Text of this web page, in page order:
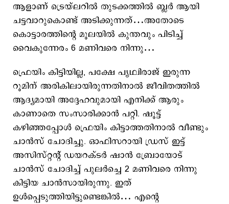
ആളാണ് ട്രെയ്‌ലറിൽ തുടക്കത്തിൽ ബ്ലർ ആയി
ചട്ടവാറുകൊണ്ട് അടിക്കുന്നത്…അതോടെ
കൊട്ടാരത്തിന്റെ മൂലയിൽ കുന്തവും പിടിച്ച്
വൈകുന്നേരം 6 മണിവരെ നിന്നു…
ഫ്രെയിം കിട്ടിയില്ല, പക്ഷേ പൃഥ്വിരാജ് ഇരുന്ന
റൂമിന് അരികിലായിരുന്നതിനാൽ ജീവിതത്തിൽ
ആദ്യമായി അദ്ദേഹവുമായി എനിക്ക് ആരും
കാണാതെ സംസാരിക്കാൻ പറ്റി. ഷൂട്ട്
കഴിഞ്ഞപ്പോൾ ഫ്രെയിം കിട്ടാത്തതിനാൽ വീണ്ടും
ചാൻസ് ചോദിച്ചു. ഓഫിസറായി ഡ്രസ് ഇട്ട്
അസിസ്റ്റന്റ് ഡയറക്ടർ ഷാൻ ബ്രോയോട്
ചാൻസ് ചോദിച്ച് പുലർച്ചെ 2 മണിവരെ നിന്നു
കിട്ടിയ ചാൻസായിരുന്നു. ഇത്
ഉൾപ്പെടുത്തിയിട്ടുണ്ടെങ്കിൽ… എന്റെ